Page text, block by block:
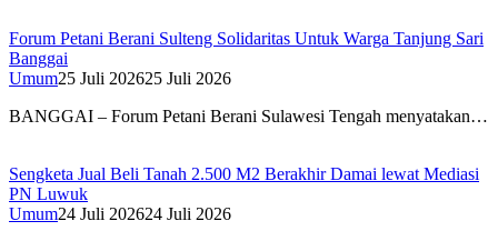
Forum Petani Berani Sulteng Solidaritas Untuk Warga Tanjung Sari
Banggai
Umum25 Juli 202625 Juli 2026
BANGGAI – Forum Petani Berani Sulawesi Tengah menyatakan…
Sengketa Jual Beli Tanah 2.500 M2 Berakhir Damai lewat Mediasi
PN Luwuk
Umum24 Juli 202624 Juli 2026